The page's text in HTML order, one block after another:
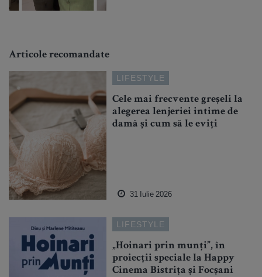
Articole recomandate
LIFESTYLE
Cele mai frecvente greșeli la
alegerea lenjeriei intime de
damă și cum să le eviți
31 Iulie 2026
LIFESTYLE
„Hoinari prin munți”, în
proiecții speciale la Happy
Cinema Bistrița și Focșani